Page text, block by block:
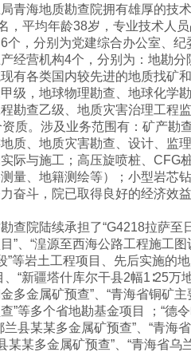
青海地质勘查院拥有雄厚的技
，平均年龄38岁，专业技术人
个，分别为党建综合办公室、
经营机构4个，分别为：地勘分
有各类国内较先进的地质找矿
级，地球物理勘查、地球化学
勘查乙级、地质灾害治理工程
质。涉及业务范围有：矿产勘
质、地质灾害勘查、设计、监
际与施工；高压旋喷桩、CFG
量、地籍测绘等）；小型岩芯
奋斗，院已取得良好的经济效
查院陆续承担了“G4218拉萨至
”、“湟源至西海公路工程施工
”等岩土工程项目、先后实施的
、“新疆塔什库尔干县2幅1∶25
多金属矿预查”、“青海省铜矿
”等多个省地勘基金项目 ；“德
兰县某某多金属矿预查”、“青海
某某多金属矿预查”、“青海省